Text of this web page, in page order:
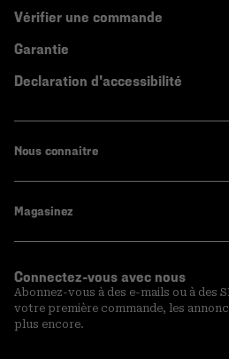
Vérifier une commande
Garantie
Declaration d'accessibilité
Nous connaitre
Magasinez
Connectez-vous avec nous
Abonnez-vous à des e-mails ou à des
votre première commande, les
plus encore.